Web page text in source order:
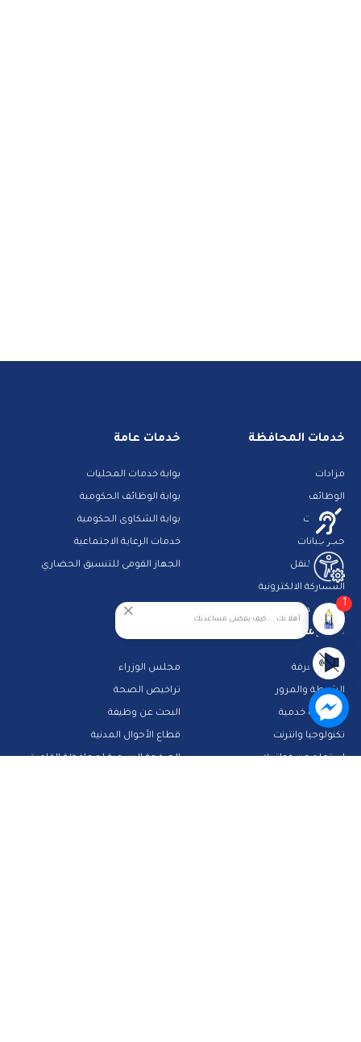
خدمات المحافظة
مزادات
الوظائف
مناقصات
حجز جبانات
خدمات النقل
المشاركة الالكترونية
دليل الخدمات الالكترونية
خدمات عامة
بوابة خدمات المحليات
بوابة الوظائف الحكومية
بوابة الشكاوى الحكومية
خدمات الرعاية الاجتماعية
الجهاز القومى للتنسيق الحضاري
معلومات تهمك
بنك المعرفة
الشرطة والمرور
تطبيقات خدمية
تكنولوجيا وانترنت
استعلم عن فواتيرك
مجلس الوزراء
تراخيص الصحة
البحث عن وظيفة
قطاع الأحوال المدنية
الصفحة الرسمية لمحافظة القاهرة
أهلا بك ... كيف يمكننى مساعدتك
1